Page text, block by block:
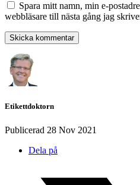
Spara mitt namn, min e-
webbläsare till nästa gång jag
Etikettdoktorn
Publicerad 28 Nov 2021
Dela på